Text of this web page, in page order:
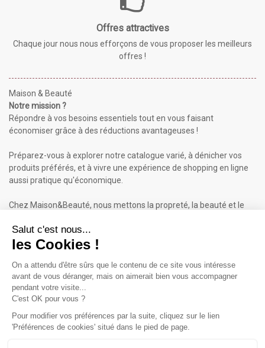
Offres attractives
Chaque jour nous nous efforçons de vous proposer les meilleurs
offres !
Maison & Beauté
Notre mission ?
Répondre à vos besoins essentiels tout en vous faisant
économiser grâce à des réductions avantageuses !
Préparez-vous à explorer notre catalogue varié, à dénicher vos
produits préférés, et à vivre une expérience de shopping en ligne
aussi pratique qu'économique.
Chez Maison&Beauté, nous mettons la propreté, la beauté et le
Maison & Beauté : Informations
À propos de nous
Conditions générales de vente (CGV)
Plan du site
Contactez-nous
Inscrivez-vous à notre Newsletter